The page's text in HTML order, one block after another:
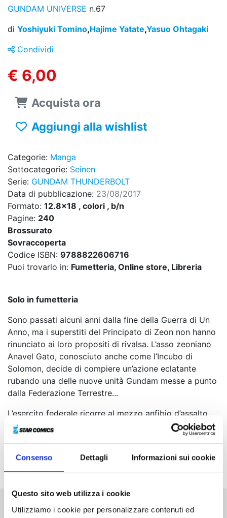
Consenso Dettagli Informazioni sui cookie
Questo sito web utilizza i cookie
Utilizziamo i cookie per personalizzare contenuti ed
GUNDAM UNIVERSE n.67
di Yoshiyuki Tomino,Hajime Yatate,Yasuo Ohtagaki
Condividi
€ 6,00
Acquista ora
Aggiungi alla wishlist
Categorie: Manga
Sottocategorie: Seinen
Serie: GUNDAM THUNDERBOLT
Data di pubblicazione: 23/08/2017
Formato: 12.8x18 , colori , b/n
Pagine: 240
Brossurato
Sovraccoperta
Codice ISBN: 9788822606716
Puoi trovarlo in: Fumetteria, Online store, Libreria
Solo in fumetteria
Sono passati alcuni anni dalla fine della Guerra di Un
Anno, ma i superstiti del Principato di Zeon non hanno
rinunciato ai loro propositi di rivalsa. L’asso zeoniano
Anavel Gato, conosciuto anche come l’Incubo di
Solomon, decide di compiere un’azione eclatante
rubando una delle nuove unità Gundam messe a punto
dalla Federazione Terrestre...
L’esercito federale ricorre al mezzo anfibio d’assalto
Spartan e sferra un feroce attacco alla città di Rig per
fare una retata di candidati pilota dello Psycho Zaku
così la grande operazione volta a sgominare i ribelli!